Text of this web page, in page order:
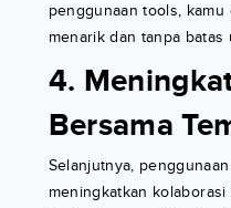
penggunaan tools,
menarik dan tanpa
4.
Bersama
Selanjutnya,
meningkatkan